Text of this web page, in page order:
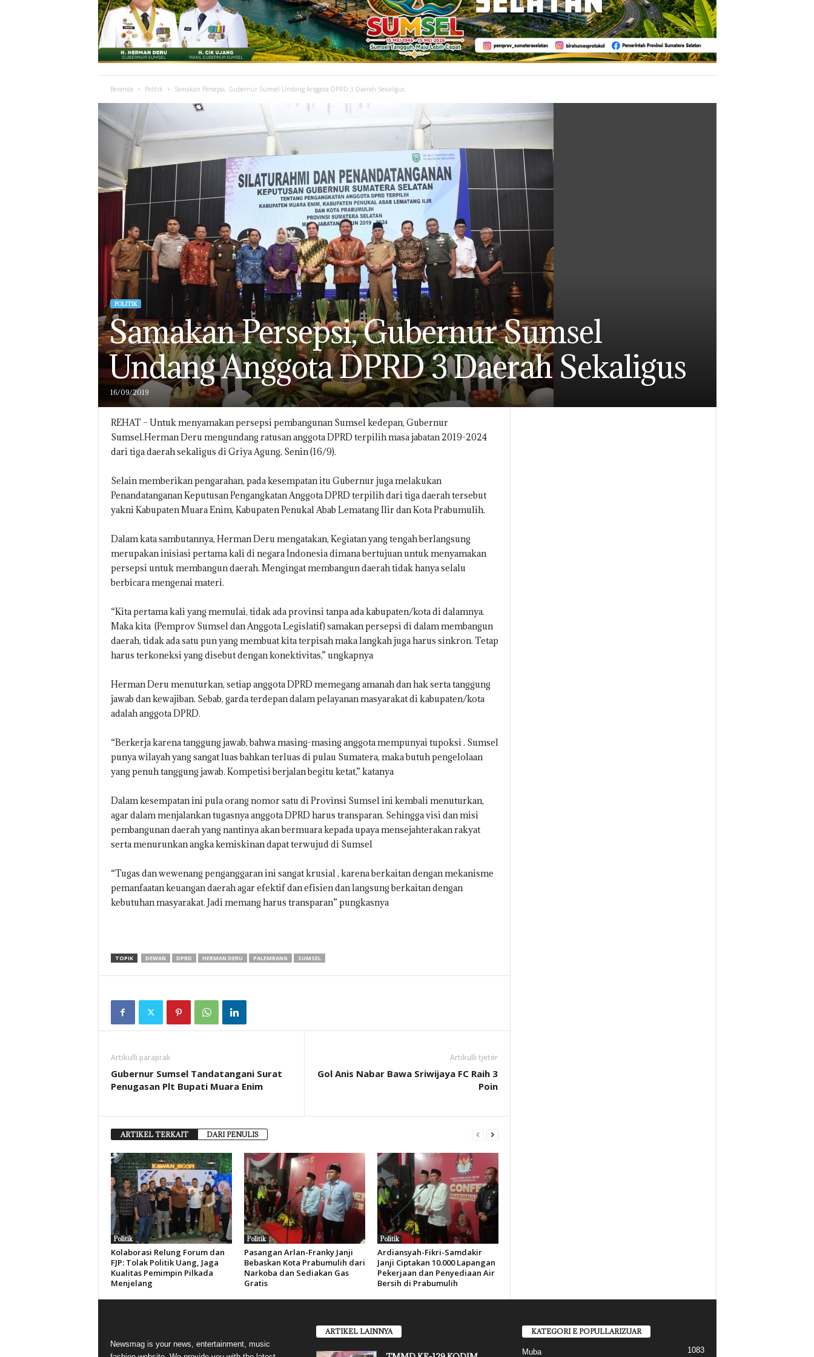
Beranda Politik Samakan Persepsi, Gubernur Sumsel Undang Anggota DPRD 3 Daerah Sekaligus
POLITIK
Samakan Persepsi, Gubernur Sumsel
Undang Anggota DPRD 3 Daerah Sekaligus
16/09/2019
REHAT – Untuk menyamakan persepsi pembangunan Sumsel kedepan, Gubernur
Sumsel.Herman Deru mengundang ratusan anggota DPRD terpilih masa jabatan 2019-2024
dari tiga daerah sekaligus di Griya Agung, Senin (16/9).
Selain memberikan pengarahan, pada kesempatan itu Gubernur juga melakukan
Penandatanganan Keputusan Pengangkatan Anggota DPRD terpilih dari tiga daerah tersebut
yakni Kabupaten Muara Enim, Kabupaten Penukal Abab Lematang Ilir dan Kota Prabumulih.
Dalam kata sambutannya, Herman Deru mengatakan, Kegiatan yang tengah berlangsung
merupakan inisiasi pertama kali di negara Indonesia dimana bertujuan untuk menyamakan
persepsi untuk membangun daerah. Mengingat membangun daerah tidak hanya selalu
berbicara mengenai materi.
“Kita pertama kali yang memulai, tidak ada provinsi tanpa ada kabupaten/kota di dalamnya.
Maka kita (Pemprov Sumsel dan Anggota Legislatif) samakan persepsi di dalam membangun
daerah, tidak ada satu pun yang membuat kita terpisah maka langkah juga harus sinkron. Tetap
harus terkoneksi yang disebut dengan konektivitas,” ungkapnya
Herman Deru menuturkan, setiap anggota DPRD memegang amanah dan hak serta tanggung
jawab dan kewajiban. Sebab, garda terdepan dalam pelayanan masyarakat di kabupaten/kota
adalah anggota DPRD.
“Berkerja karena tanggung jawab, bahwa masing-masing anggota mempunyai tupoksi . Sumsel
punya wilayah yang sangat luas bahkan terluas di pulau Sumatera, maka butuh pengelolaan
yang penuh tanggung jawab. Kompetisi berjalan begitu ketat,” katanya
Dalam kesempatan ini pula orang nomor satu di Provinsi Sumsel ini kembali menuturkan,
agar dalam menjalankan tugasnya anggota DPRD harus transparan. Sehingga visi dan misi
pembangunan daerah yang nantinya akan bermuara kepada upaya mensejahterakan rakyat
serta menurunkan angka kemiskinan dapat terwujud di Sumsel
“Tugas dan wewenang penganggaran ini sangat krusial , karena berkaitan dengan mekanisme
pemanfaatan keuangan daerah agar efektif dan efisien dan langsung berkaitan dengan
kebutuhan masyarakat. Jadi memang harus transparan” pungkasnya
TOPIK DEWAN DPRD HERMAN DERU PALEMBANG SUMSEL
Artikulli paraprak
Gubernur Sumsel Tandatangani Surat
Penugasan Plt Bupati Muara Enim
Artikulli tjetër
Gol Anis Nabar Bawa Sriwijaya FC Raih 3
Poin
ARTIKEL TERKAIT DARI PENULIS
Politik
Kolaborasi Relung Forum dan
FJP: Tolak Politik Uang, Jaga
Kualitas Pemimpin Pilkada
Menjelang
Politik
Pasangan Arlan-Franky Janji
Bebaskan Kota Prabumulih dari
Narkoba dan Sediakan Gas
Gratis
Politik
Ardiansyah-Fikri-Samdakir
Janji Ciptakan 10.000 Lapangan
Pekerjaan dan Penyediaan Air
Bersih di Prabumulih
Newsmag is your news, entertainment, music
ARTIKEL LAINNYA KATEGORI E POPULLARIZUAR
Muba 1083